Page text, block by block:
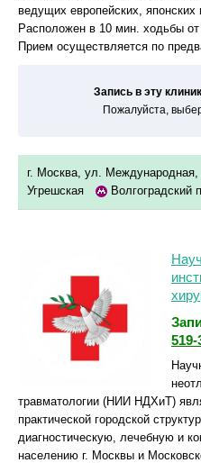
ведущих европейских,
Расположен в 10 мин. ходьбы
Прием осуществляется по
Запись в эту
Пожалуйста,
г. Москва, ул. Международная,
Угрешская
Волгоградский
519-
травматологии (НИИ НДХиТ)
практической городской
диагностическую, лечебную и
населению г. Москвы и